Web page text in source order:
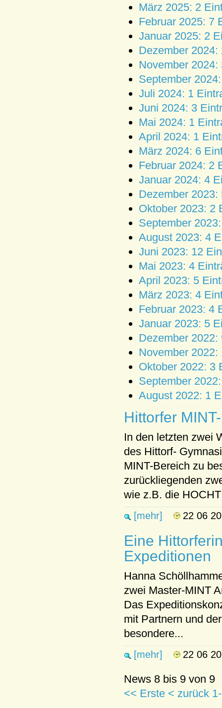
März 2025: 2
Februar 2025: 7
Januar 2025: 2
Dezember 2024:
November 2024:
September
Juli 2024: 1
Juni 2024: 3
Mai 2024: 1
April 2024: 1
März 2024: 6
Februar 2024: 2
Januar 2024: 4
Dezember 2023:
Oktober 2023: 2
September
August 2023: 4
Juni 2023: 12
Mai 2023: 4
April 2023: 5
März 2023: 4
Februar 2023: 4
Januar 2023: 5
Dezember 2022:
November 2022:
Oktober 2022: 3
September
August 2022: 1
Hittorfer
In den letzten zwei
des Hittorf-
MINT-Bereich zu
zurückliegenden
wie z.B. die
[mehr] 22 06
Eine
Expeditionen
Hanna
zwei Master-MINT
Das
mit Partnern und
besondere...
[mehr] 22 06
News 8 bis 9 von 9
<< Erste < zurück